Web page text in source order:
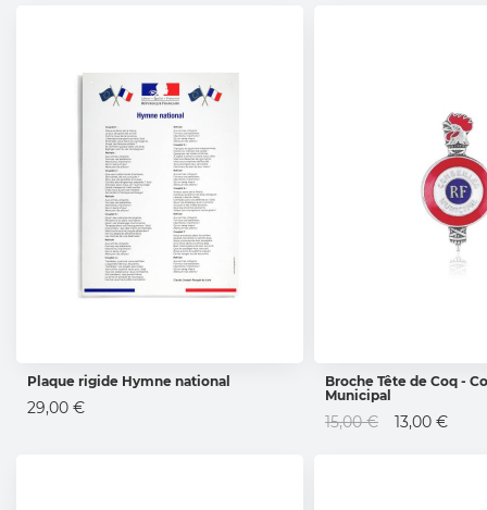
Plaque rigide Hymne national
29,00 €
AJOUTER AU
Broche Tête de Coq -
Municipal
Prix
13,00 €
15,00 €